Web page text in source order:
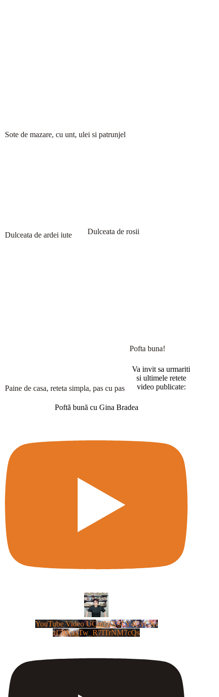
Sote de mazare, cu unt, ulei si patrunjel
Dulceata de ardei iute Dulceata de rosii
Paine de casa, reteta simpla, pas cu pas
Pofta buna!
Va invit sa urmariti
si ultimele retete
video publicate:
Poftă bună cu Gina Bradea
YouTube Video UCm5llXSLY4CyCX-
zC8XosTw_R7ITrNM7cQs